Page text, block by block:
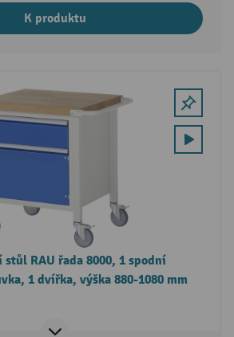
K produktu
RAU řada 8000, 1 spodní
1 dvířka, výška 880-1080 mm